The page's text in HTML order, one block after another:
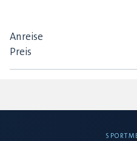
Anreise
Preis